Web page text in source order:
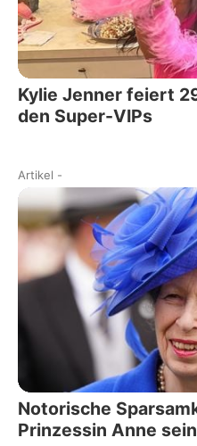
Kylie Jenner feiert
den Super-VIPs
Artikel -
Notorische
Prinzessin Anne sein